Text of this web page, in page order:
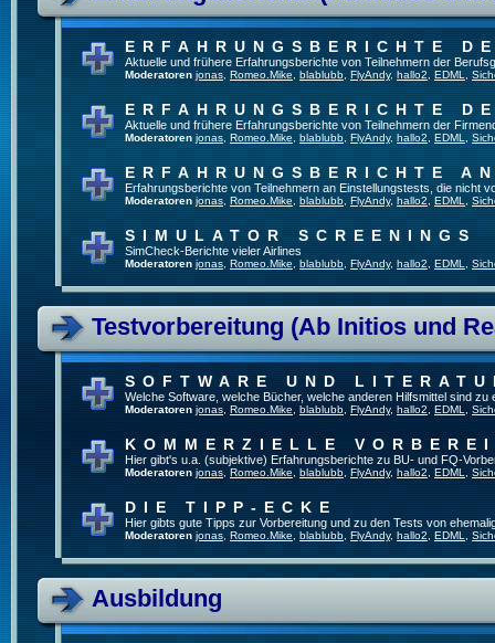
ERFAHRUNGSBERICHTE
Aktuelle und frühere Erfahrungsberichte von Teilnehmern der
Moderatoren jonas Romeo.Mike blablubb FlyAndy, hallo2 EDML
ERFAHRUNGSBERICHTE
Aktuelle und frühere Erfahrungsberichte von Teilnehmern der
Moderatoren jonas Romeo.Mike blablubb FlyAndy, hallo2 EDML
ERFAHRUNGSBERICHTE
Erfahrungsberichte von Teilnehmern an Einstellungstests, die nicht
Moderatoren jonas Romeo.Mike blablubb FlyAndy, hallo2 EDML
SIMULATOR SCREENINGS
SimCheck-Berichte vieler Airlines
Moderatoren jonas Romeo.Mike blablubb FlyAndy, hallo2 EDML
Testvorbereitung (Ab Initios und
SOFTWARE UND
Welche Software, welche Bücher, welche anderen Hilfsmittel sind zu
Moderatoren jonas Romeo.Mike blablubb FlyAndy, hallo2 EDML
KOMMERZIELLE
Hier gibt's u.a. (subjektive) Erfahrungsberichte zu BU- und FQ-
Moderatoren jonas Romeo.Mike blablubb FlyAndy, hallo2 EDML
DIE TIPP-ECKE
Hier gibts gute Tipps zur Vorbereitung und zu den Tests von
Moderatoren jonas Romeo.Mike blablubb FlyAndy, hallo2 EDML
Ausbildung